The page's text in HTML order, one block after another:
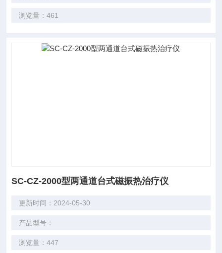
浏览量：461
SC-CZ-2000型两通道台式磁振热治疗仪
更新时间：2024-05-30
产品型号：
浏览量：447